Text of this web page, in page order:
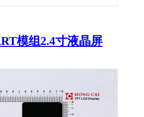
模组2.4寸液晶屏